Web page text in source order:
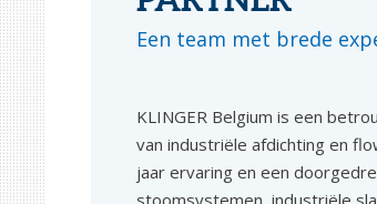
Een team met brede
KLINGER Belgium is een
van industriële afdichting en
jaar ervaring en een